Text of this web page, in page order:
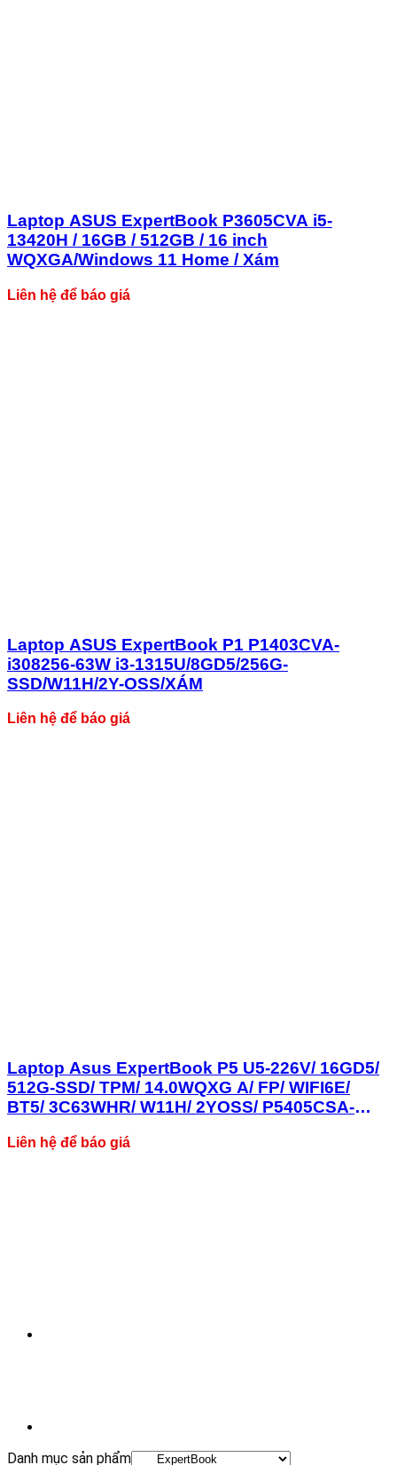
Laptop ASUS ExpertBook P3605CVA i5-
13420H / 16GB / 512GB / 16 inch
WQXGA/Windows 11 Home / Xám
Liên hệ để báo giá
Laptop ASUS ExpertBook P1 P1403CVA-
i308256-63W i3-1315U/8GD5/256G-
SSD/W11H/2Y-OSS/XÁM
Liên hệ để báo giá
Laptop Asus ExpertBook P5 U5-226V/ 16GD5/
512G-SSD/ TPM/ 14.0WQXG A/ FP/ WIFI6E/
BT5/ 3C63WHR/ W11H/ 2YOSS/ P5405CSA-
Liên hệ để báo giá
Danh mục sản phẩm